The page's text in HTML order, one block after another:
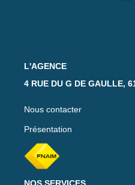
L'AGENCE
4 RUE DU G DE GAULLE,
Nous contacter
Présentation